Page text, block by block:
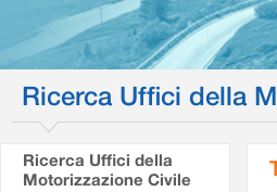
Ricerca Uffici della
Ricerca Uffici della
Motorizzazione Civile